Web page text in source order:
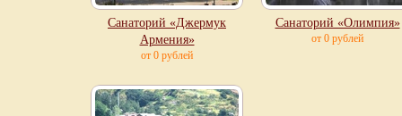
Санаторий «Джермук
Армения»
от 0 рублей
Санаторий «Олимпия»
от 0 рублей